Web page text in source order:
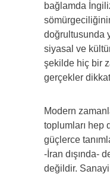
bağlamda
doğrultusunda
siyasal ve
şekilde hiç bir
gerçekler
Modern
toplumları hep
güçlerce
-İran dışında-
değildir.